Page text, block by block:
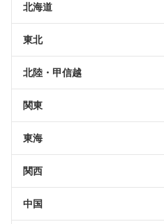
北海道
東北
北陸・甲信越
関東
東海
関西
中国